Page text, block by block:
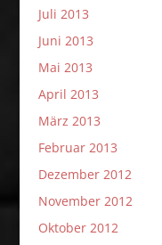
Juli 2013
Juni 2013
Mai 2013
April 2013
März 2013
Februar 2013
Dezember 2012
November 2012
Oktober 2012